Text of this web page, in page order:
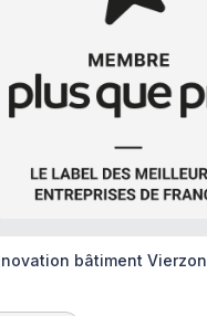
bâtiment Vierzon